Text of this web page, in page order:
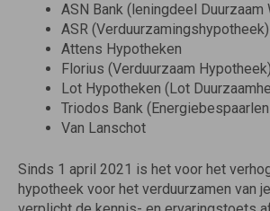
ASN Bank (leningdeel Duurzaam
ASR (Verduurzamingshypotheek)
Attens Hypotheken
Florius (Verduurzaam Hypotheek)
Lot Hypotheken (Lot
Triodos Bank
Van Lanschot
Sinds 1 april 2021 is het voor het
hypotheek voor het verduurzamen van